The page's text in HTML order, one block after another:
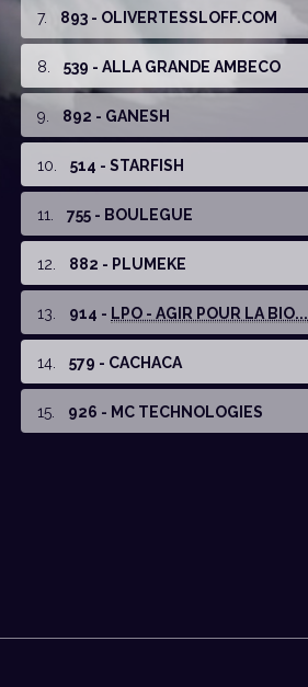
7. 893 - OLIVERTESSLOFF.COM
8. 539 - ALLA GRANDE AMBECO
9. 892 - GANESH
10. 514 - STARFISH
11. 755 - BOULEGUE
12. 882 - PLUMEKE
13. 914 - LPO - AGIR POUR LA BIO...
14. 579 - CACHACA
15. 926 - MC TECHNOLOGIES